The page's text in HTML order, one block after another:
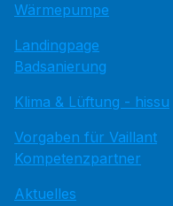
Wärmepumpe
Landingpage
Badsanierung
Klima & Lüftung - hissu
Vorgaben für Vaillant
Kompetenzpartner
Aktuelles